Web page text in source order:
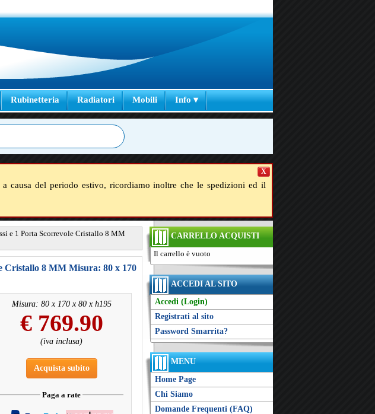
Rubinetteria Radiatori Mobili Info ▾
causa del periodo estivo, ricordiamo inoltre che le spedizioni ed il
X
CARRELLO ACQUISTI
Il carrello è vuoto
ACCEDI AL SITO
Accedi (Login)
Registrati al sito
Password Smarrita?
MENU
Home Page
Chi Siamo
Domande Frequenti (FAQ)
e 1 Porta Scorrevole Cristallo 8 MM
Cristallo 8 MM Misura: 80 x 170
Misura: 80 x 170 x 80 x h195
€ 769.90
(iva inclusa)
Acquista subito
Paga a rate